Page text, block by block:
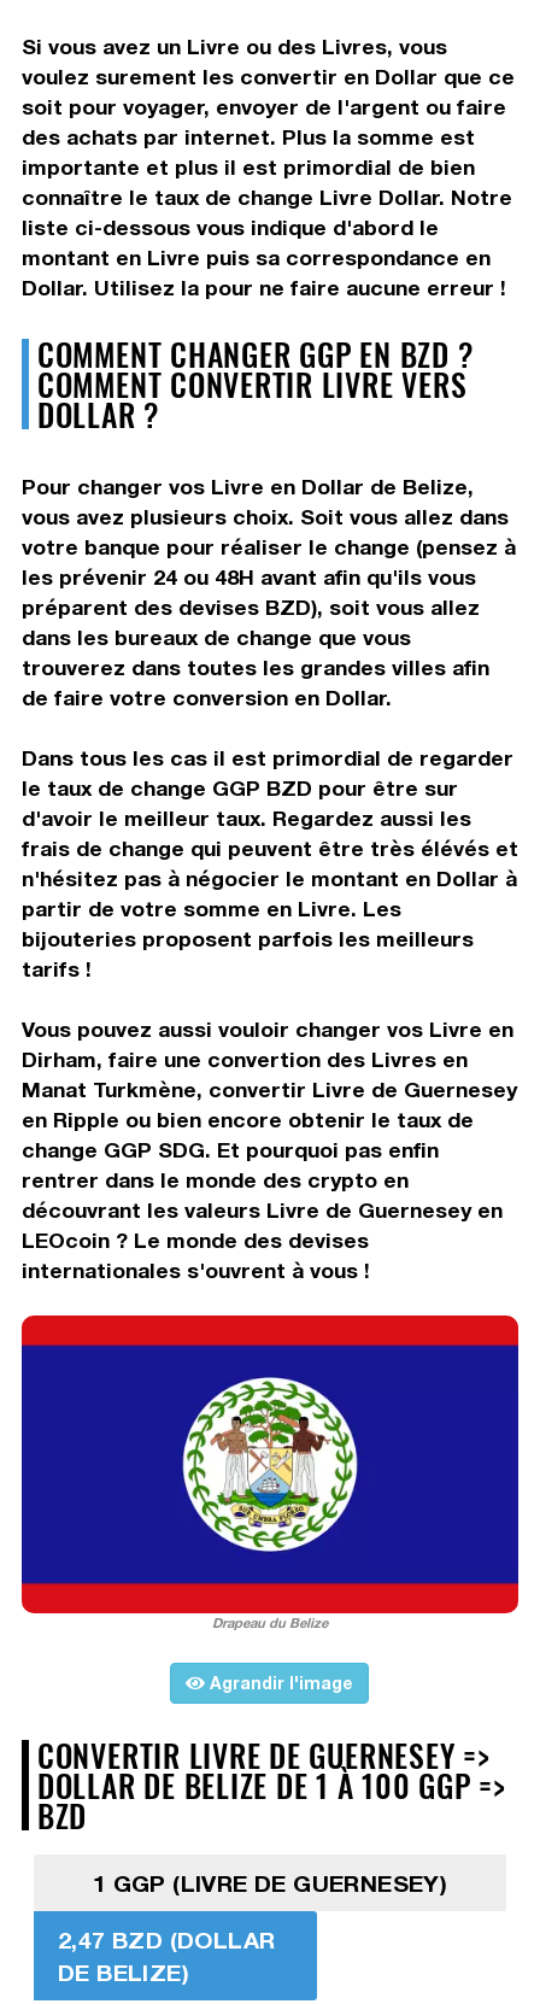
Si vous avez un Livre ou des Livres, vous
voulez surement les convertir en Dollar que ce
soit pour voyager, envoyer de l'argent ou faire
des achats par internet. Plus la somme est
importante et plus il est primordial de bien
connaître le taux de change Livre Dollar. Notre
liste ci-dessous vous indique d'abord le
montant en Livre puis sa correspondance en
Dollar. Utilisez la pour ne faire aucune erreur !
COMMENT CHANGER GGP EN BZD ?
COMMENT CONVERTIR LIVRE VERS
DOLLAR ?
Pour changer vos Livre en Dollar de Belize,
vous avez plusieurs choix. Soit vous allez dans
votre banque pour réaliser le change (pensez à
les prévenir 24 ou 48H avant afin qu'ils vous
préparent des devises BZD), soit vous allez
dans les bureaux de change que vous
trouverez dans toutes les grandes villes afin
de faire votre conversion en Dollar.
Dans tous les cas il est primordial de regarder
le taux de change GGP BZD pour être sur
d'avoir le meilleur taux. Regardez aussi les
frais de change qui peuvent être très élévés et
n'hésitez pas à négocier le montant en Dollar à
partir de votre somme en Livre. Les
bijouteries proposent parfois les meilleurs
tarifs !
Vous pouvez aussi vouloir changer vos Livre en
Dirham, faire une convertion des Livres en
Manat Turkmène, convertir Livre de Guernesey
en Ripple ou bien encore obtenir le taux de
change GGP SDG. Et pourquoi pas enfin
rentrer dans le monde des crypto en
découvrant les valeurs Livre de Guernesey en
LEOcoin ? Le monde des devises
internationales s'ouvrent à vous !
Drapeau du Belize
Agrandir l'image
CONVERTIR LIVRE DE GUERNESEY =>
DOLLAR DE BELIZE DE 1 À 100 GGP =>
BZD
1 GGP (LIVRE DE GUERNESEY)
2,47 BZD (DOLLAR
DE BELIZE)